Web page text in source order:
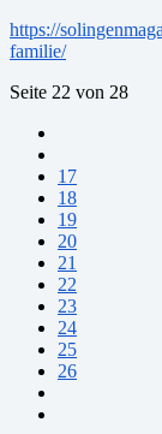
https://
familie/
Seite 22 von 28
17
18
19
20
21
22
23
24
25
26